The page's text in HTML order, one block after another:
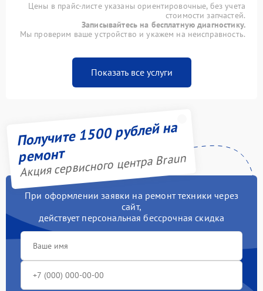
Цены в прайс-листе указаны ориентировочные, без учета
стоимости запчастей.
Записывайтесь на бесплатную диагностику.
Мы проверим ваше устройство и укажем на неисправность.
Показать все услуги
Получите 1500 рублей на
ремонт
Акция сервисного центра Braun
При оформлении заявки на ремонт техники через
сайт,
действует персональная бессрочная скидка